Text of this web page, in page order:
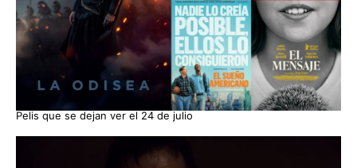
Pelis que se dejan ver el 24 de julio